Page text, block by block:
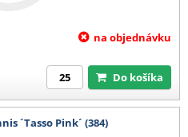
na objednávku
Do košíka
´Tasso Pink´ (384)